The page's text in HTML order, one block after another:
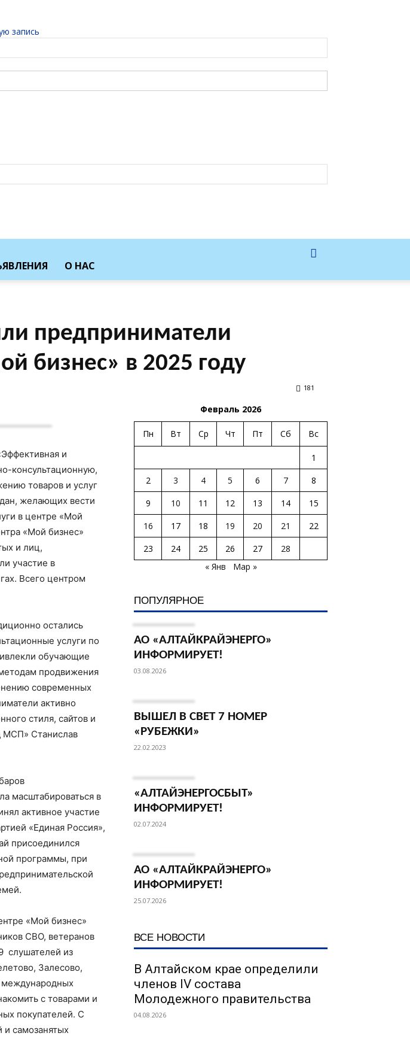
запись
О НАС
предприниматели
бизнес» в 2025 году
181
и
консультационную,
товаров и услуг
желающих вести
в центре «Мой
«Мой бизнес»
и лиц,
участие в
Всего центром
остались
услуги по
обучающие
продвижения
современных
активно
стиля, сайтов и
МСП» Станислав
масштабироваться в
активное участие
«Единая Россия»,
присоединился
программы, при
«Мой бизнес»
СВО, ветеранов
слушателей из
Залесово,
международных
с товарами и
покупателей. С
самозанятых
Февраль 2026
Пн Вт Ср Чт Пт Сб Вс
1
2
3 4 5 6 7
8
9
10 11 12 13 14
15
16
17 18 19 20 21
22
23
24 25 26 27
28
« Янв
Мар »
ПОПУЛЯРНОЕ
АО «АЛТАЙКРАЙЭНЕРГО»
ИНФОРМИРУЕТ!
03.08.2026
ВЫШЕЛ В СВЕТ 7 НОМЕР
«РУБЕЖКИ»
22.02.2023
«АЛТАЙЭНЕРГОСБЫТ»
ИНФОРМИРУЕТ!
02.07.2024
АО «АЛТАЙКРАЙЭНЕРГО»
ИНФОРМИРУЕТ!
25.07.2026
ВСЕ НОВОСТИ
В Алтайском крае определили
членов IV состава
Молодежного правительства
04.08.2026